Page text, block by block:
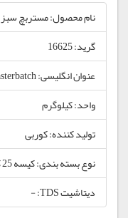
نام محصول: مستربچ سبز 16625
گرید: 16625
عنوان انگلیسی: Green Masterbatch
واحد: کیلوگرم
تولید کننده: کوربی
نوع بسته بندی: کیسه 25 کیلوگرمی
دیتاشیت TDS: -